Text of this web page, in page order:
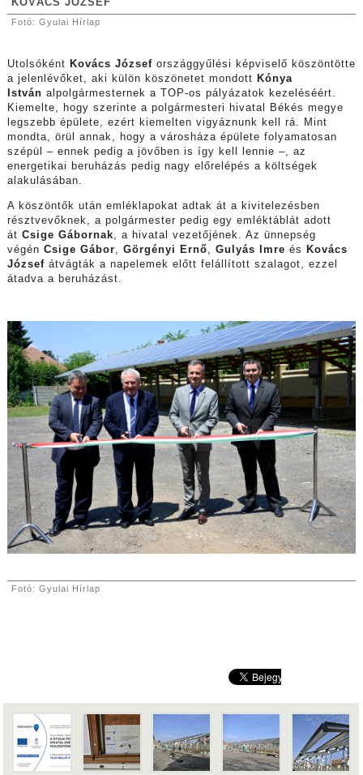
KOVÁCS JÓZSEF
Fotó: Gyulai Hírlap
Utolsóként Kovács József országgyűlési képviselő köszöntötte
a jelenlévőket, aki külön köszönetet mondott Kónya
István alpolgármesternek a TOP-os pályázatok kezeléséért.
Kiemelte, hogy szerinte a polgármesteri hivatal Békés megye
legszebb épülete, ezért kiemelten vigyáznunk kell rá. Mint
mondta, örül annak, hogy a városháza épülete folyamatosan
szépül – ennek pedig a jövőben is így kell lennie –, az
energetikai beruházás pedig nagy előrelépés a költségek
alakulásában.
A köszöntők után emléklapokat adtak át a kivitelezésben
résztvevőknek, a polgármester pedig egy emléktáblát adott
át Csige Gábornak, a hivatal vezetőjének. Az ünnepség
végén Csige Gábor, Görgényi Ernő, Gulyás Imre és
Kovács
József átvágták a napelemek előtt felállított szalagot, ezzel
átadva a beruházást.
Fotó: Gyulai Hírlap